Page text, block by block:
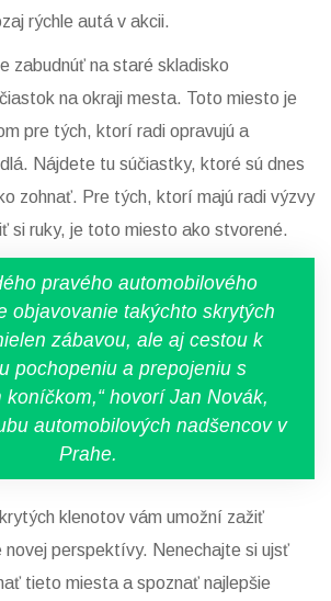
rýchle autá v akcii.
zabudnúť na staré skladisko
na okraji mesta. Toto miesto je
pre tých, ktorí radi opravujú a
Nájdete tu súčiastky, ktoré sú dnes
zohnať. Pre tých, ktorí majú radi výzvy
si ruky, je toto miesto ako stvorené.
pravého automobilového
objavovanie takýchto skrytých
zábavou, ale aj cestou k
pochopeniu a prepojeniu s
koníčkom,“ hovorí Jan Novák,
automobilových nadšencov v
Prahe.
klenotov vám umožní zažiť
novej perspektívy. Nenechajte si ujsť
tieto miesta a spoznať najlepšie